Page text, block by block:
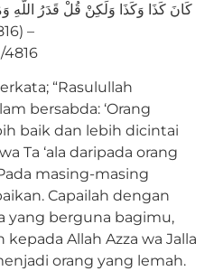
كَانَ كَذَا وَكَذَا وَلَكِنْ قُلْ قَدَرُ اللَّهِ
“Rasulullah
bersabda: ‘Orang
baik dan lebih dicintai
Ta ‘ala daripada orang
masing-masing
Capailah dengan
yang berguna bagimu,
Allah Azza wa Jalla
orang yang lemah.